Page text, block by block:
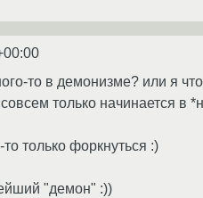
то в демонизме? или я
только начинается в
только форкнуться :)
"демон" :))